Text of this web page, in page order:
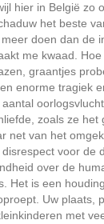
hier in België zo
het beste
doen dan de
me kwaad.
graantjes
enorme tragiek
zoals ze het
net van het
voor de
over de
Het is een
Uw plaats,
met